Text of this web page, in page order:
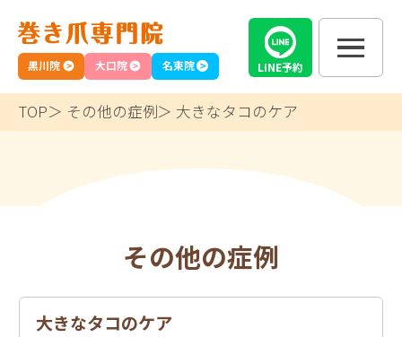
名東院
黒川院 大口院 LINE予約
TOP その他の症例 大きなタコのケア
その他の症例
大きなタコのケア